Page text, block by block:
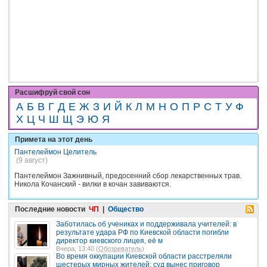
Расшифруй свой сон
А Б В Г Д Е Ж З И Й К Л М Н О П Р С Т У Ф
Х Ц Ч Ш Щ Э Ю Я
Примета на этот день
Пантелеймон Целитель
(9 август)
Пантелеймон Зажнивный, предосенний сбор лекарственных трав.
Никола Кочанский - вилки в кочан завиваются.
Последние новости ЧП | Общество
Заботилась об учениках и поддерживала учителей: в
результате удара РФ по Киевской области погибли
директор киевского лицея, её м
Вчера, 13:40 (Обозреватель)
Во время оккупации Киевской области расстреляли
шестерых мирных жителей: суд вынес приговор